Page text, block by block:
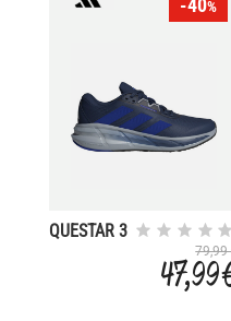
-40%
QUESTAR 3
79,99
47,99